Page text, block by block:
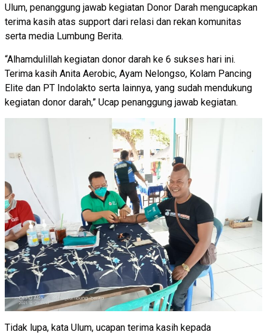
Ulum, penanggung jawab kegiatan Donor Darah mengucapkan
terima kasih atas support dari relasi dan rekan komunitas
serta media Lumbung Berita.
“Alhamdulillah kegiatan donor darah ke 6 sukses hari ini.
Terima kasih Anita Aerobic, Ayam Nelongso, Kolam Pancing
Elite dan PT Indolakto serta lainnya, yang sudah mendukung
kegiatan donor darah,” Ucap penanggung jawab kegiatan.
Tidak lupa, kata Ulum, ucapan terima kasih kepada